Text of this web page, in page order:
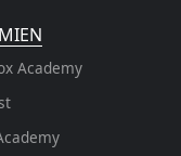
Academy